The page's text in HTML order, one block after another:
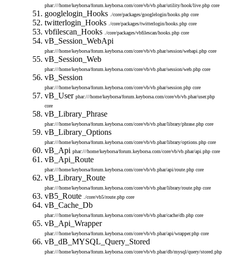
phar:///home/keyborsa/forum.keyborsa.com/core/vb/vb.phar/utility/hook/live.php core
googlelogin_Hooks ./core/packages/googlelogin/hooks.php core
twitterlogin_Hooks ./core/packages/twitterlogin/hooks.php core
vbfilescan_Hooks ./core/packages/vbfilescan/hooks.php core
vB_Session_WebApi
phar:///home/keyborsa/forum.keyborsa.com/core/vb/vb.phar/session/webapi.php core
vB_Session_Web
phar:///home/keyborsa/forum.keyborsa.com/core/vb/vb.phar/session/web.php core
vB_Session
phar:///home/keyborsa/forum.keyborsa.com/core/vb/vb.phar/session.php core
vB_User phar:///home/keyborsa/forum.keyborsa.com/core/vb/vb.phar/user.php
core
vB_Library_Phrase
phar:///home/keyborsa/forum.keyborsa.com/core/vb/vb.phar/library/phrase.php core
vB_Library_Options
phar:///home/keyborsa/forum.keyborsa.com/core/vb/vb.phar/library/options.php core
vB_Api phar:///home/keyborsa/forum.keyborsa.com/core/vb/vb.phar/api.php core
vB_Api_Route
phar:///home/keyborsa/forum.keyborsa.com/core/vb/vb.phar/api/route.php core
vB_Library_Route
phar:///home/keyborsa/forum.keyborsa.com/core/vb/vb.phar/library/route.php core
vB5_Route ./core/vb5/route.php core
vB_Cache_Db
phar:///home/keyborsa/forum.keyborsa.com/core/vb/vb.phar/cache/db.php core
vB_Api_Wrapper
phar:///home/keyborsa/forum.keyborsa.com/core/vb/vb.phar/api/wrapper.php core
vB_dB_MYSQL_Query_Stored
phar:///home/keyborsa/forum.keyborsa.com/core/vb/vb.phar/db/mysql/query/stored.php